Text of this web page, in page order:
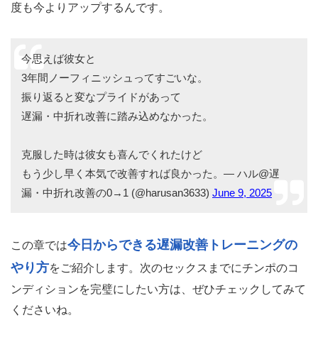
度も今よりアップするんです。
今思えば彼女と
3年間ノーフィニッシュってすごいな。
振り返ると変なプライドがあって
遅漏・中折れ改善に踏み込めなかった。
克服した時は彼女も喜んでくれたけど
もう少し早く本気で改善すれば良かった。— ハル@遅
漏・中折れ改善の0→1 (@harusan3633) June 9, 2025
この章では今日からできる遅漏改善トレーニングの
やり方をご紹介します。次のセックスまでにチンポのコ
ンディションを完璧にしたい方は、ぜひチェックしてみて
くださいね。